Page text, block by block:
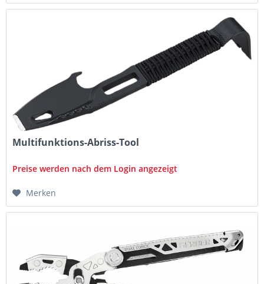
Multifunktions-Abriss-Tool
Preise werden nach dem Login angezeigt
Merken